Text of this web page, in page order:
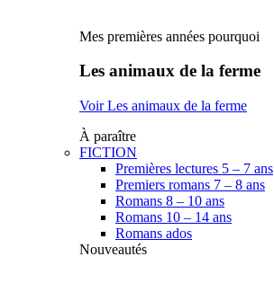
Mes premières années pourquoi
Les animaux de la ferme
Voir Les animaux de la ferme
À paraître
FICTION
Premières lectures 5 – 7 ans
Premiers romans 7 – 8 ans
Romans 8 – 10 ans
Romans 10 – 14 ans
Romans ados
Nouveautés